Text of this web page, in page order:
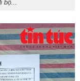
bộ...